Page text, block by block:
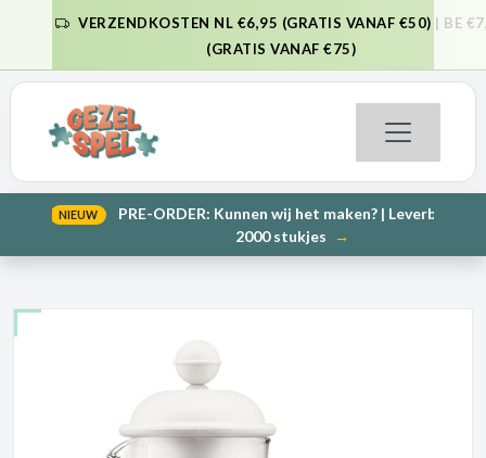
VERZENDKOSTEN NL €6,95 (GRATIS VANAF €50) | BE €7,95
(GRATIS VANAF €75)
PRE-ORDER: Kunnen wij het maken? | Leverbaar in 1000 en
2000 stukjes →